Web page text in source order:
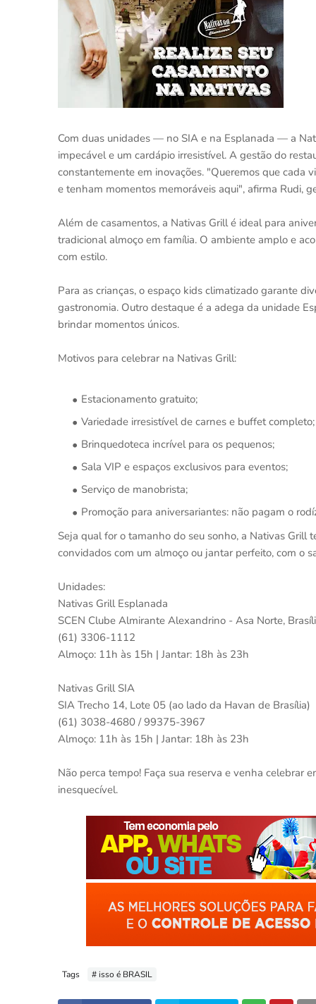
Com duas unidades — no SIA e na Esplanada — a
impecável e um cardápio irresistível. A gestão do
constantemente em inovações. "Queremos que cada
e tenham momentos memoráveis aqui", afirma Rudi,
Além de casamentos, a Nativas Grill é ideal para
tradicional almoço em família. O ambiente amplo e
com estilo.
Para as crianças, o espaço kids climatizado garante
gastronomia. Outro destaque é a adega da unidade
brindar momentos únicos.
Motivos para celebrar na Nativas Grill:
Estacionamento gratuito;
Variedade irresistível de carnes e buffet completo;
Brinquedoteca incrível para os pequenos;
Sala VIP e espaços exclusivos para eventos;
Serviço de manobrista;
Promoção para aniversariantes: não pagam o
Seja qual for o tamanho do seu sonho, a Nativas Grill
convidados com um almoço ou jantar perfeito, com o
Unidades:
Nativas Grill Esplanada
SCEN Clube Almirante Alexandrino - Asa Norte,
(61) 3306-1112
Almoço: 11h às 15h | Jantar: 18h às 23h
Nativas Grill SIA
SIA Trecho 14, Lote 05 (ao lado da Havan de Brasília)
(61) 3038-4680 / 99375-3967
Almoço: 11h às 15h | Jantar: 18h às 23h
Não perca tempo! Faça sua reserva e venha
inesquecível.
Tags # isso é BRASIL